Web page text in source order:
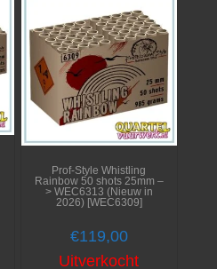
Prof-Style Whistling
Rainbow 50 shots 25mm –
> WEC6313 (Nieuw in
2026) [WEC6309]
€119,00
Uitverkocht